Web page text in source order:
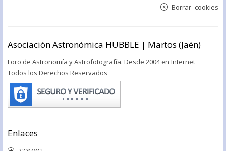
Borrar cookies
Asociación Astronómica HUBBLE | Martos (Jaén)
Foro de Astronomía y Astrofotografía. Desde 2004 en Internet
Todos los Derechos Reservados
Enlaces